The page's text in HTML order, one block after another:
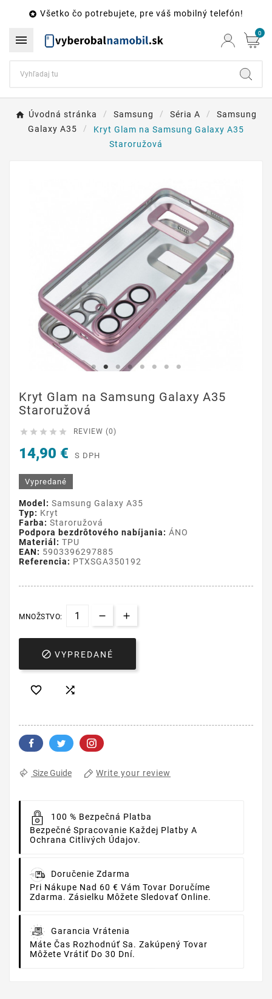
 Všetko čo potrebujete, pre váš mobilný telefón!
 0
Úvodná stránka Samsung Séria A
Samsung
Galaxy A35
Kryt Glam na Samsung Galaxy A35
Staroružová
Kryt Glam na Samsung Galaxy A35
Staroružová
     REVIEW (0)
14,90 € S DPH
Vypredané
Model: Samsung Galaxy A35
Typ: Kryt
Farba: Staroružová
Podpora bezdrôtového nabíjania: ÁNO
Materiál: TPU
EAN: 5903396297885
Referencia: PTXSGA350192
MNOŽSTVO:
 VYPREDANÉ
 
Size Guide Write your review
100 % Bezpečná Platba
Bezpečné Spracovanie Každej Platby A
Ochrana Citlivých Údajov.
Doručenie Zdarma
Pri Nákupe Nad 60 € Vám Tovar Doručíme
Zdarma. Zásielku Môžete Sledovať Online.
Garancia Vrátenia
Máte Čas Rozhodnúť Sa. Zakúpený Tovar
Môžete Vrátiť Do 30 Dní.